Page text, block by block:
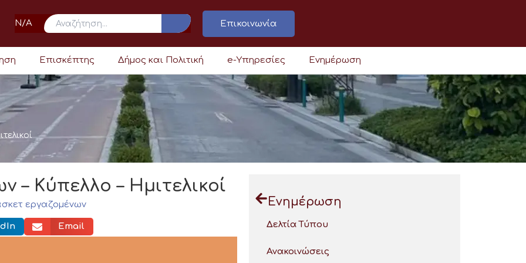
N/A Επικοινωνία
Επισκέπτης Δήμος και Πολιτική e-Υπηρεσίες Ενημέρωση
Κύπελλο – Ημιτελικοί
εργαζομένων
Email
Ενημέρωση
Δελτία Τύπου
Ανακοινώσεις